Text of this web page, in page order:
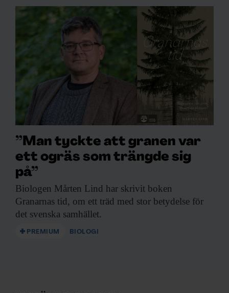
”Man tyckte att granen var
ett ogräs som trängde sig
på”
Biologen Mårten Lind har skrivit boken
Granarnas tid, om ett träd med stor betydelse för
det svenska samhället.
PREMIUM BIOLOGI